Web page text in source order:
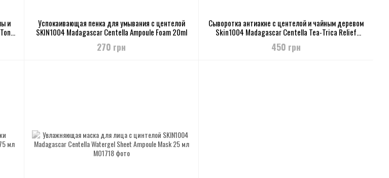
и
Успокаивающая пенка для умывания с центелой
SKIN1004 Madagascar Centella Ampoule Foam 20ml
270 грн
Сыворотка антиакне с центелой и чайным деревом
Skin1004 Madagascar Centella Tea-Trica Relief
Ampou 30ml
450 грн